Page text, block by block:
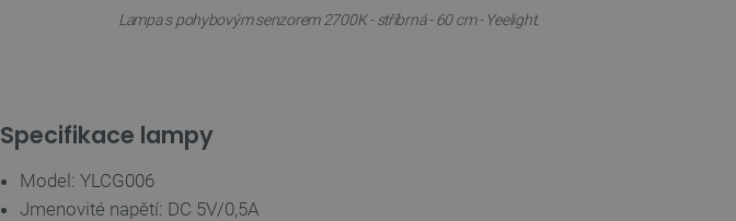
Lampa s pohybovým senzorem 2700K - stříbrná - 60 cm - Yeelight.
Specifikace lampy
Model: YLCG006
Jmenovité napětí: DC 5V/0,5A